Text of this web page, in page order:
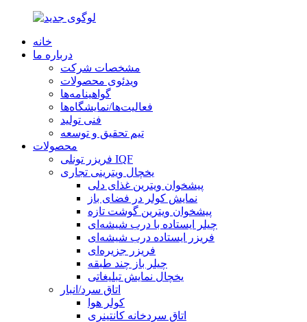
خانه
درباره ما
مشخصات شرکت
ویدئوی محصولات
گواهینامه‌ها
فعالیت‌ها/نمایشگاه‌ها
فنی تولید
تیم تحقیق و توسعه
محصولات
فریزر تونلی IQF
یخچال ویترینی تجاری
پیشخوان ویترین غذای دلی
نمایش کولر در فضای باز
پیشخوان ویترین گوشت تازه
چیلر ایستاده با درب شیشه‌ای
فریزر ایستاده درب شیشه‌ای
فریزر جزیره‌ای
چیلر باز چند طبقه
یخچال نمایش تبلیغاتی
اتاق سرد/انبار
کولر هوا
اتاق سردخانه کانتینری